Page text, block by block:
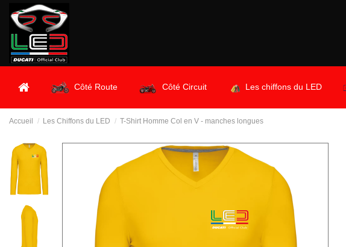
Côté Route Côté Circuit Les chiffons du LED
Accueil Les Chiffons du LED T-Shirt Homme Col en V - manches longues